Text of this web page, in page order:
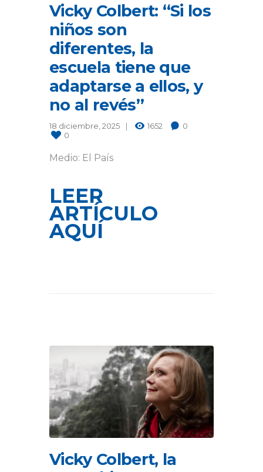
Vicky Colbert: “Si los
niños son
diferentes, la
escuela tiene que
adaptarse a ellos, y
no al revés”
18 diciembre, 2025 1652
0
0
Medio: El País
LEER
ARTÍCULO
AQUÍ
Vicky Colbert, la